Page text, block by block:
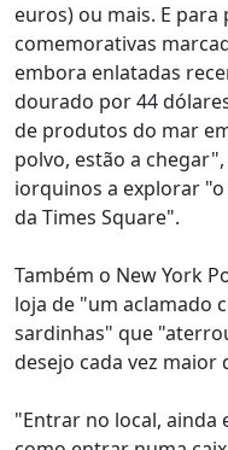
euros) ou mais. E
comemorativas
embora enlatadas
dourado por 44
de produtos do mar
polvo, estão a
iorquinos a explorar
da Times Square".
Também o New York
loja de "um aclamado
sardinhas" que
desejo cada vez maior
"Entrar no local, ainda